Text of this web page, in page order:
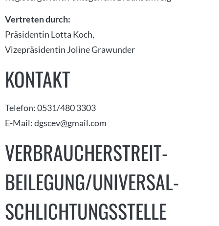
Vertreten durch:
Präsidentin Lotta Koch,
Vizepräsidentin Joline Grawunder
KONTAKT
Telefon: 0531/480 3303
E-Mail: dgscev@gmail.com
VERBRAUCHER­STREIT­
BEILEGUNG/UNIVERSAL­
SCHLICHTUNGS­STELLE